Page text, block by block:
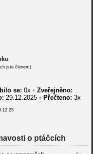
jste členem)
se: 0x • Zveřejněno:
29.12.2025• Přečteno: 3x
o ptáčcích